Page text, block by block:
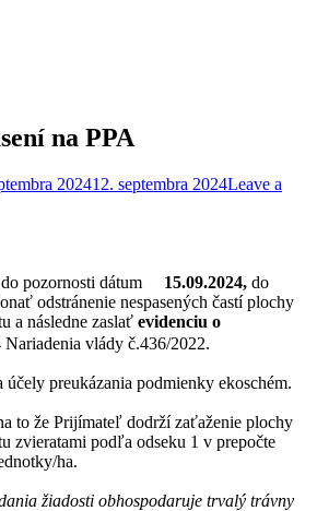
na PPA
202412. septembra 2024Leave a
pozornosti dátum 15.09.2024, do
odstránenie nespasených častí plochy
a následne zaslať evidenciu o
vlády č.436/2022.
účely preukázania podmienky ekoschém.
to že Prijímateľ dodrží zaťaženie plochy
zvieratami podľa odseku 1 v prepočte
ha.
žiadosti obhospodaruje trvalý trávny